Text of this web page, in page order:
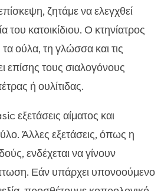
ζητάμε να ελεγχθεί
του κατοικίδιου. Ο κτηνίατρος
τα ούλα, τη γλώσσα και τις
επίσης τους σιαλογόνους
ή ουλίτιδας.
εξετάσεις αίματος και
Άλλες εξετάσεις, όπως η
ενδέχεται να γίνουν
Εάν υπάρχει υπονοούμενο